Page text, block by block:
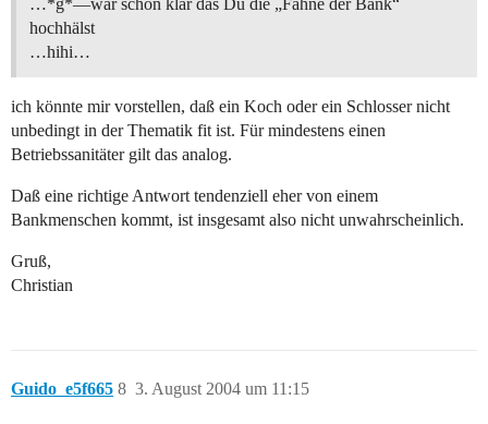
…*g*—war schon klar das Du die „Fahne der Bank“
hochhälst
…hihi…
ich könnte mir vorstellen, daß ein Koch oder ein Schlosser nicht
unbedingt in der Thematik fit ist. Für mindestens einen
Betriebssanitäter gilt das analog.
Daß eine richtige Antwort tendenziell eher von einem
Bankmenschen kommt, ist insgesamt also nicht unwahrscheinlich.
Gruß,
Christian
Guido_e5f665 3. August 2004 um 11:15
8